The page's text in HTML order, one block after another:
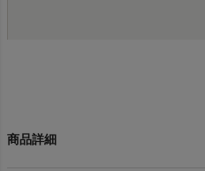
商品詳細